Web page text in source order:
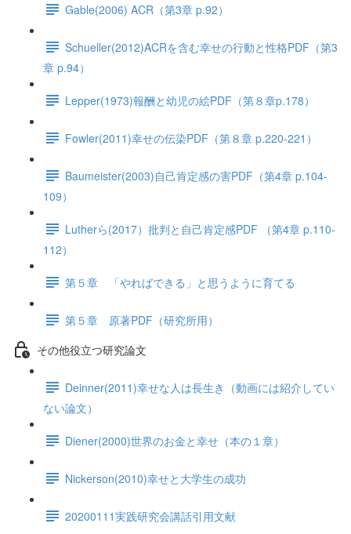
Gable(2006) ACR（第3章 p.92）
Schueller(2012)ACRを含む幸せの行動と性格PDF（第3
章 p.94）
Lepper(1973)報酬と幼児の絵PDF（第８章p.178）
Fowler(2011)幸せの伝染PDF（第８章 p.220-221）
Baumeister(2003)自己肯定感の害PDF（第4章 p.104-
109）
Lutherら(2017）批判と自己肯定感PDF （第4章 p.110-
112）
第５章 「やればできる」と思うように育てる
第５章 原著PDF（研究所用）
その他役立つ研究論文
Deinner(2011)幸せな人は長生き（動画には紹介してい
ない論文）
Diener(2000)世界のお金と幸せ（本の１章）
Nickerson(2010)幸せと大学生の成功
20200111実践研究会講話引用文献